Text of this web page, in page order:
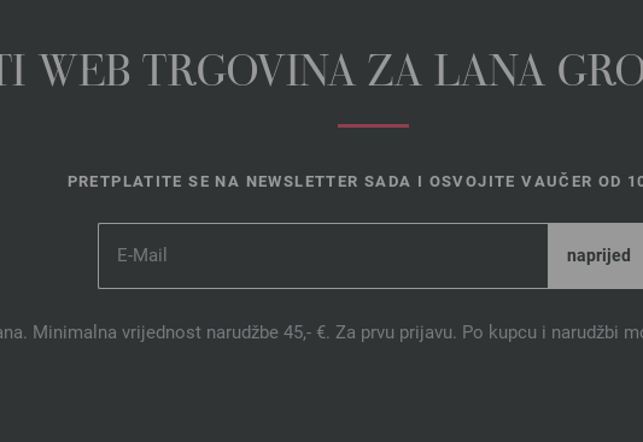
WEB TRGOVINA ZA LANA
PRETPLATITE SE NA NEWSLETTER SADA I OSVOJITE VAUČER OD
Minimalna vrijednost narudžbe 45,- €. Za prvu prijavu. Po kupcu i narudžbi